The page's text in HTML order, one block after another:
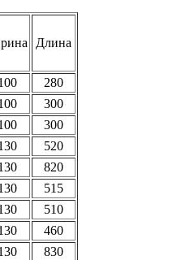
Длина
280
300
300
520
820
515
510
460
830